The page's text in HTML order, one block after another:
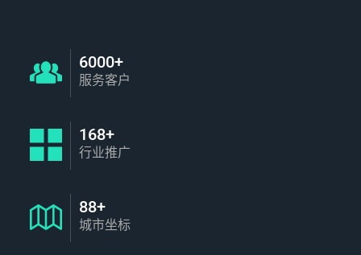
6000+
服务客户
168+
行业推广
88+
城市坐标